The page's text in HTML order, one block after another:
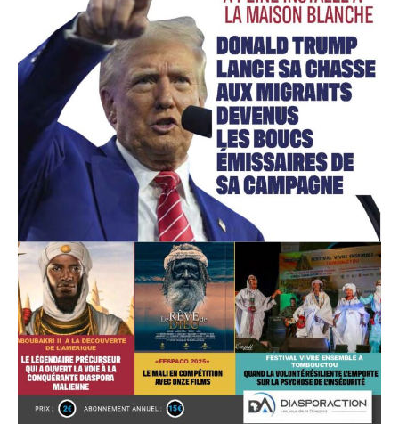
Plans d'abonnement
Accès gratuit
Gratuit /accès limité
Quelques articles
Annonces
Tous les articles
Le magazine
CHOISIR LE FORFAIT